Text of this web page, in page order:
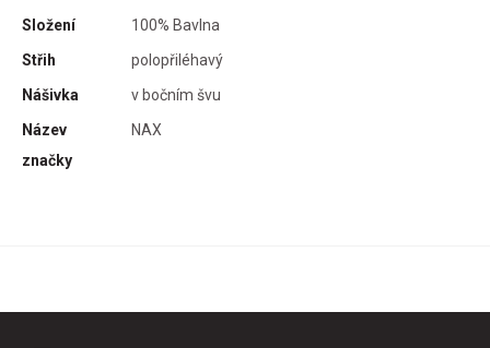
Složení
100% Bavlna
Střih
polopřiléhavý
Nášivka
v bočním švu
Název
značky
NAX